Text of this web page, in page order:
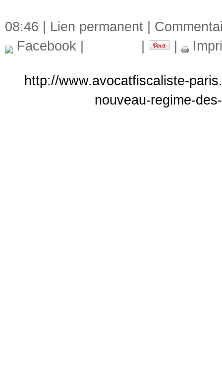
08:46 | Lien permanent
Facebook
http://www.avocatfiscaliste-
nouveau-regime-